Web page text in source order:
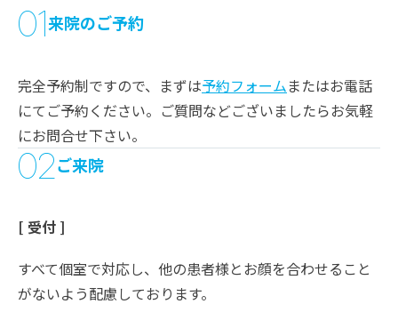
01来院のご予約
完全予約制ですので、まずは予約フォームまたはお電話
にてご予約ください。ご質問などございましたらお気軽
にお問合せ下さい。
02ご来院
[ 受付 ]
すべて個室で対応し、他の患者様とお顔を合わせること
がないよう配慮しております。